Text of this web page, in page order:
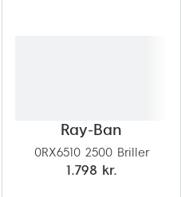
Ray-Ban
0RX6510 2500 Briller
1.798 kr.